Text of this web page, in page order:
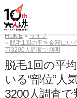
HOME
ライフ
脱毛1回の平均金額は
万3200人調査で判明
脱毛1回の平
いる“部位”
3200人調査で